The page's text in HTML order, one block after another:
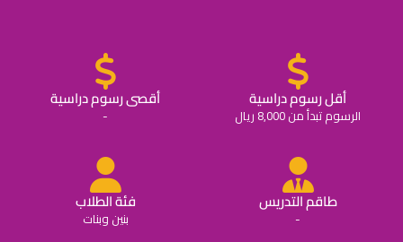
أقل رسوم دراسية
الرسوم تبدأ من 8,000 ريال
أقصى رسوم دراسية
-
طاقم التدريس
-
فئة الطلاب
بنين وبنات